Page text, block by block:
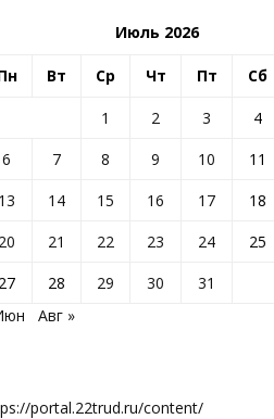
Июль 2026
Вт Ср Чт Пт Сб
1 2 3 4
6
7 8 9 10 11
13
14 15 16 17 18
20
21 22 23 24 25
27
28 29 30
31
Авг »
portal.22trud.ru/content/